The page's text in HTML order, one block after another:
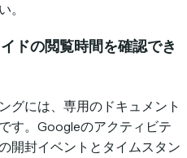
。
ドの閲覧時間を確認でき
グには、専用のドキュメント
す。Googleのアクティビテ
開封イベントとタイムスタン